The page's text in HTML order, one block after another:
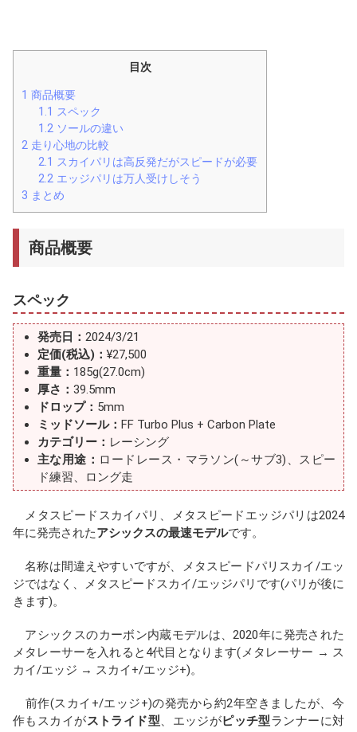
目次
1 商品概要
1.1
スペック
1.2 ソールの違い
2 走り心地の比較
2.1
スカイパリは高反発だがスピードが必要
2.2 エッジパリは万人受けしそう
3 まとめ
商品概要
スペック
発売日： 2024/3/21
定価(税込)：¥27,500
重量： 185g(27.0cm)
厚さ： 39.5mm
ドロップ： 5mm
ミッドソール： FF Turbo Plus + Carbon Plate
カテゴリー： レーシング
主な用途： ロードレース・マラソン(～サブ3)、スピー
ド練習、ロング走
メタスピードスカイパリ、メタスピードエッジパリは2024
年に発売されたアシックスの最速モデルです。
名称は間違えやすいですが、メタスピードパリスカイ/エッ
ジではなく、メタスピードスカイ/エッジパリです(パリが後に
きます)。
アシックスのカーボン内蔵モデルは、2020年に発売された
メタレーサーを入れると4代目となります(メタレーサー → ス
カイ/エッジ → スカイ+/エッジ+)。
前作(スカイ+/エッジ+)の発売から約2年空きましたが、今
作もスカイがストライド型、エッジがピッチ型ランナーに対